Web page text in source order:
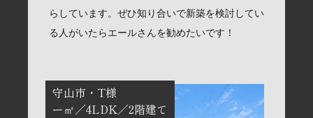
らしています。ぜひ知り合いで新築を検討してい
る人がいたらエールさんを勧めたいです！
守山市
T様
ー㎡
4LDK 2階建て